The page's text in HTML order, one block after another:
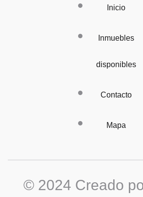
Inicio
Inmuebles
disponibles
Contacto
Mapa
© 2024 Creado